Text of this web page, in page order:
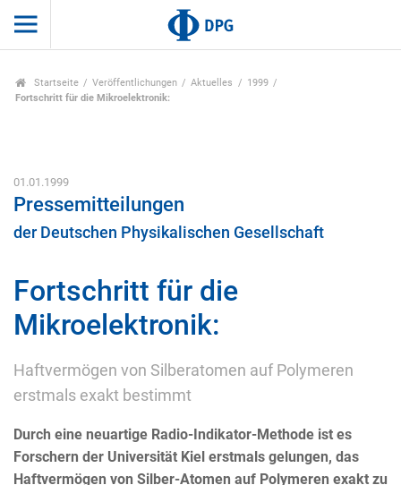
Startseite Veröffentlichungen Aktuelles
1999
Fortschritt für die Mikroelektronik:
01.01.1999
Pressemitteilungen
der Deutschen Physikalischen Gesellschaft
Fortschritt für die
Mikroelektronik:
Haftvermögen von Silberatomen auf Polymeren
erstmals exakt bestimmt
Durch eine neuartige Radio-Indikator-Methode ist es
Forschern der Universität Kiel erstmals gelungen, das
Haftvermögen von Silber-Atomen auf Polymeren exakt zu